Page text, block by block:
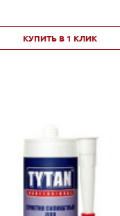
КУПИТЬ В 1 КЛИК